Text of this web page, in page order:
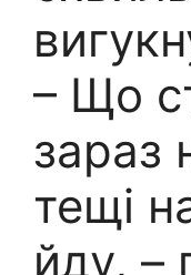
– Що
зараз
тещі
йду, –